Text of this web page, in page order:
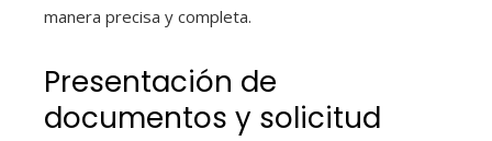
manera precisa y completa.
Presentación de
documentos y solicitud